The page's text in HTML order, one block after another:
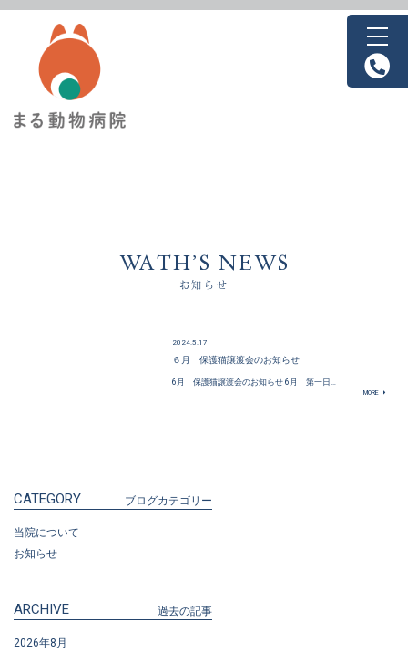
WATH’S NEWS
お知らせ
2024.5.17
６月 保護猫譲渡会のお知らせ
6月 保護猫譲渡会のお知らせ 6月 第一日…
MORE
CATEGORY ブログカテゴリー
当院について
お知らせ
ARCHIVE 過去の記事
2026年8月